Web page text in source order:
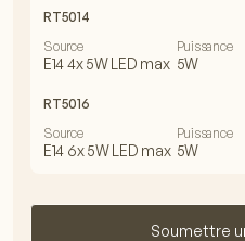
RT5014
Source
E14 4x 5W LED max
Puissance
5W
RT5016
Source
E14 6x 5W LED max
Puissance
5W
Soumettre